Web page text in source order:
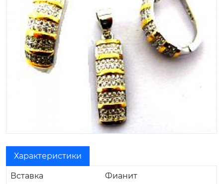
Характеристики
Вставка Фианит